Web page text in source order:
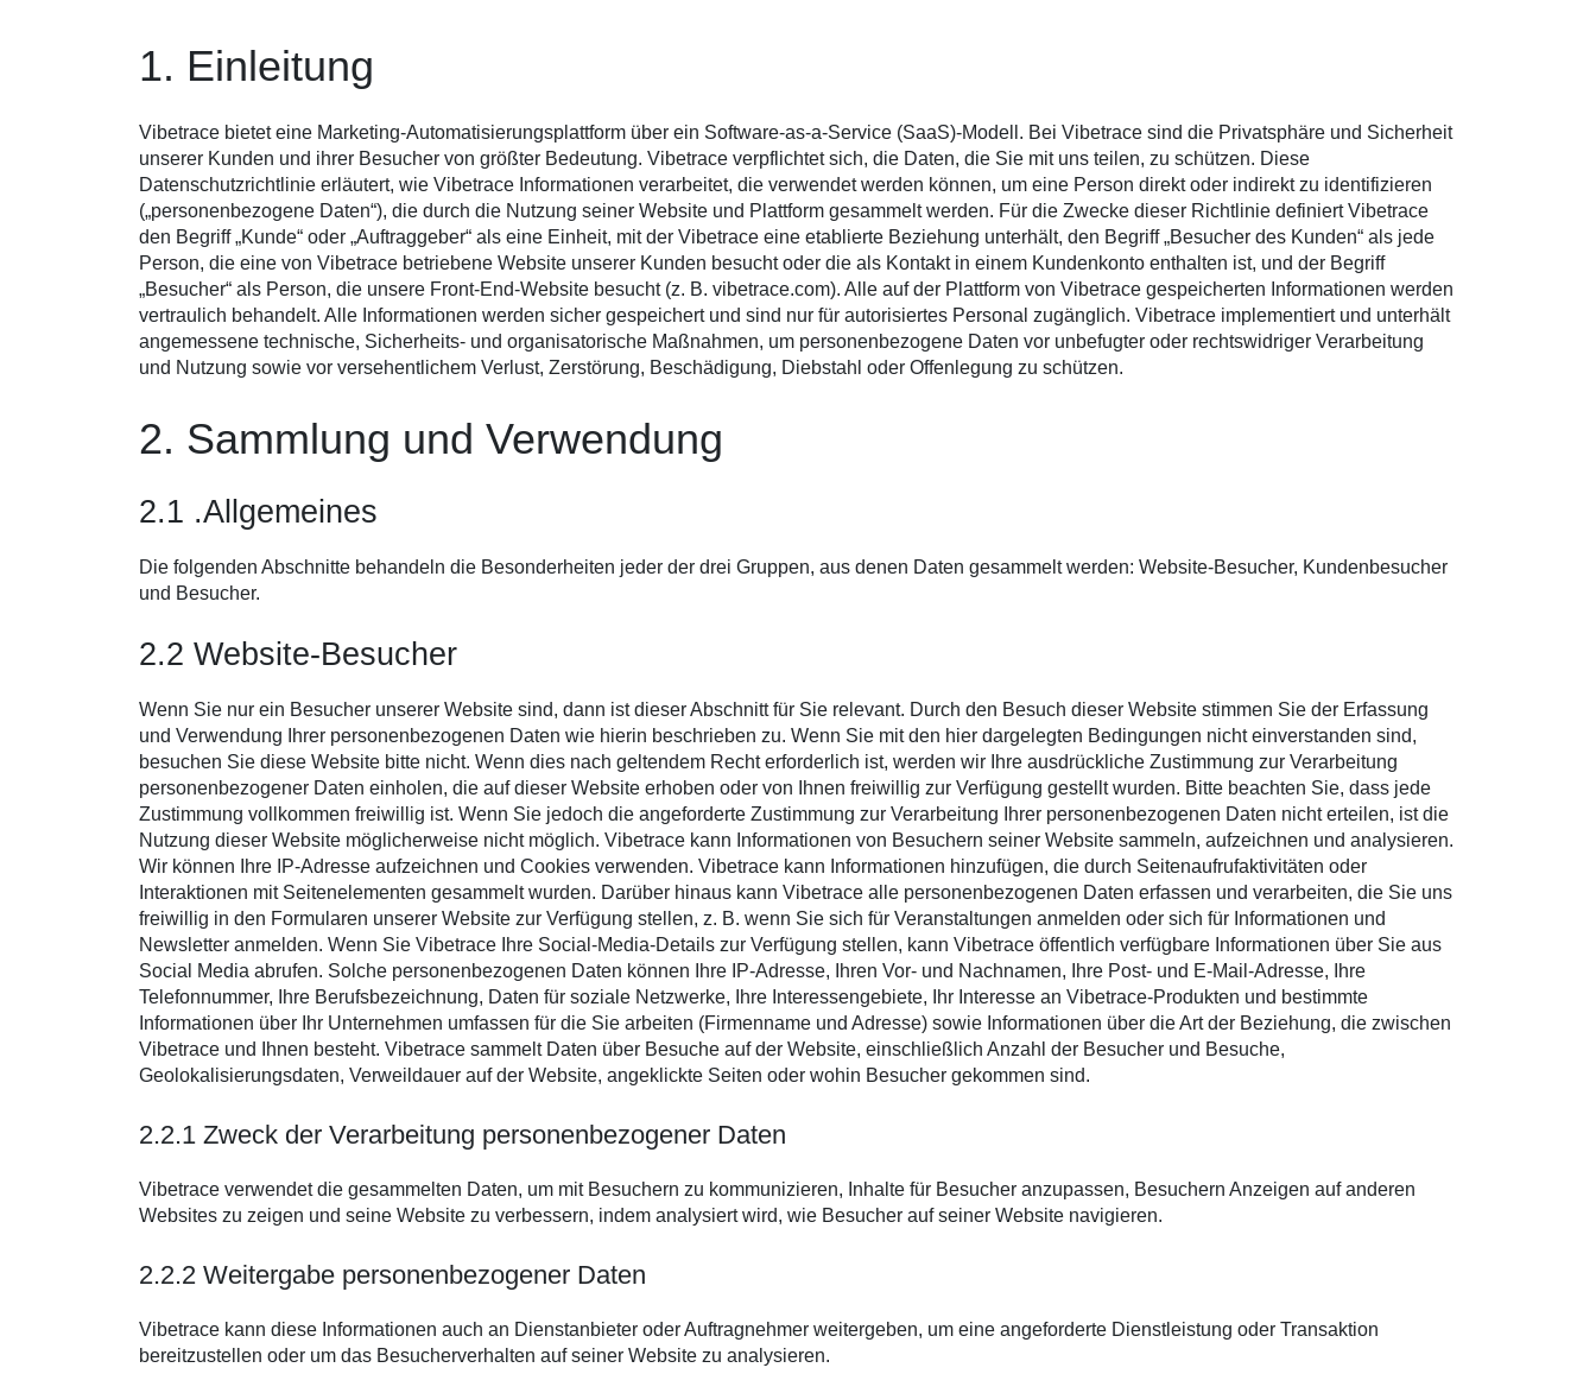
1. Einleitung
Vibetrace bietet eine Marketing-Automatisierungsplattform über ein Software-as-a-Service (SaaS)-Modell. Bei Vibetrace sind die Privatsphäre und Sicherheit
unserer Kunden und ihrer Besucher von größter Bedeutung. Vibetrace verpflichtet sich, die Daten, die Sie mit uns teilen, zu schützen. Diese
Datenschutzrichtlinie erläutert, wie Vibetrace Informationen verarbeitet, die verwendet werden können, um eine Person direkt oder indirekt zu identifizieren
(„personenbezogene Daten“), die durch die Nutzung seiner Website und Plattform gesammelt werden. Für die Zwecke dieser Richtlinie definiert Vibetrace
den Begriff „Kunde“ oder „Auftraggeber“ als eine Einheit, mit der Vibetrace eine etablierte Beziehung unterhält, den Begriff „Besucher des Kunden“ als jede
Person, die eine von Vibetrace betriebene Website unserer Kunden besucht oder die als Kontakt in einem Kundenkonto enthalten ist, und der Begriff
„Besucher“ als Person, die unsere Front-End-Website besucht (z. B. vibetrace.com). Alle auf der Plattform von Vibetrace gespeicherten Informationen werden
vertraulich behandelt. Alle Informationen werden sicher gespeichert und sind nur für autorisiertes Personal zugänglich. Vibetrace implementiert und unterhält
angemessene technische, Sicherheits- und organisatorische Maßnahmen, um personenbezogene Daten vor unbefugter oder rechtswidriger Verarbeitung
und Nutzung sowie vor versehentlichem Verlust, Zerstörung, Beschädigung, Diebstahl oder Offenlegung zu schützen.
2. Sammlung und Verwendung
2.1 .Allgemeines
Die folgenden Abschnitte behandeln die Besonderheiten jeder der drei Gruppen, aus denen Daten gesammelt werden: Website-Besucher, Kundenbesucher
und Besucher.
2.2 Website-Besucher
Wenn Sie nur ein Besucher unserer Website sind, dann ist dieser Abschnitt für Sie relevant. Durch den Besuch dieser Website stimmen Sie der Erfassung
und Verwendung Ihrer personenbezogenen Daten wie hierin beschrieben zu. Wenn Sie mit den hier dargelegten Bedingungen nicht einverstanden sind,
besuchen Sie diese Website bitte nicht. Wenn dies nach geltendem Recht erforderlich ist, werden wir Ihre ausdrückliche Zustimmung zur Verarbeitung
personenbezogener Daten einholen, die auf dieser Website erhoben oder von Ihnen freiwillig zur Verfügung gestellt wurden. Bitte beachten Sie, dass jede
Zustimmung vollkommen freiwillig ist. Wenn Sie jedoch die angeforderte Zustimmung zur Verarbeitung Ihrer personenbezogenen Daten nicht erteilen, ist die
Nutzung dieser Website möglicherweise nicht möglich. Vibetrace kann Informationen von Besuchern seiner Website sammeln, aufzeichnen und analysieren.
Wir können Ihre IP-Adresse aufzeichnen und Cookies verwenden. Vibetrace kann Informationen hinzufügen, die durch Seitenaufrufaktivitäten oder
Interaktionen mit Seitenelementen gesammelt wurden. Darüber hinaus kann Vibetrace alle personenbezogenen Daten erfassen und verarbeiten, die Sie uns
freiwillig in den Formularen unserer Website zur Verfügung stellen, z. B. wenn Sie sich für Veranstaltungen anmelden oder sich für Informationen und
Newsletter anmelden. Wenn Sie Vibetrace Ihre Social-Media-Details zur Verfügung stellen, kann Vibetrace öffentlich verfügbare Informationen über Sie aus
Social Media abrufen. Solche personenbezogenen Daten können Ihre IP-Adresse, Ihren Vor- und Nachnamen, Ihre Post- und E-Mail-Adresse, Ihre
Telefonnummer, Ihre Berufsbezeichnung, Daten für soziale Netzwerke, Ihre Interessengebiete, Ihr Interesse an Vibetrace-Produkten und bestimmte
Informationen über Ihr Unternehmen umfassen für die Sie arbeiten (Firmenname und Adresse) sowie Informationen über die Art der Beziehung, die zwischen
Vibetrace und Ihnen besteht. Vibetrace sammelt Daten über Besuche auf der Website, einschließlich Anzahl der Besucher und Besuche,
Geolokalisierungsdaten, Verweildauer auf der Website, angeklickte Seiten oder wohin Besucher gekommen sind.
2.2.1 Zweck der Verarbeitung personenbezogener Daten
Vibetrace verwendet die gesammelten Daten, um mit Besuchern zu kommunizieren, Inhalte für Besucher anzupassen, Besuchern Anzeigen auf anderen
Websites zu zeigen und seine Website zu verbessern, indem analysiert wird, wie Besucher auf seiner Website navigieren.
2.2.2 Weitergabe personenbezogener Daten
Vibetrace kann diese Informationen auch an Dienstanbieter oder Auftragnehmer weitergeben, um eine angeforderte Dienstleistung oder Transaktion
bereitzustellen oder um das Besucherverhalten auf seiner Website zu analysieren.